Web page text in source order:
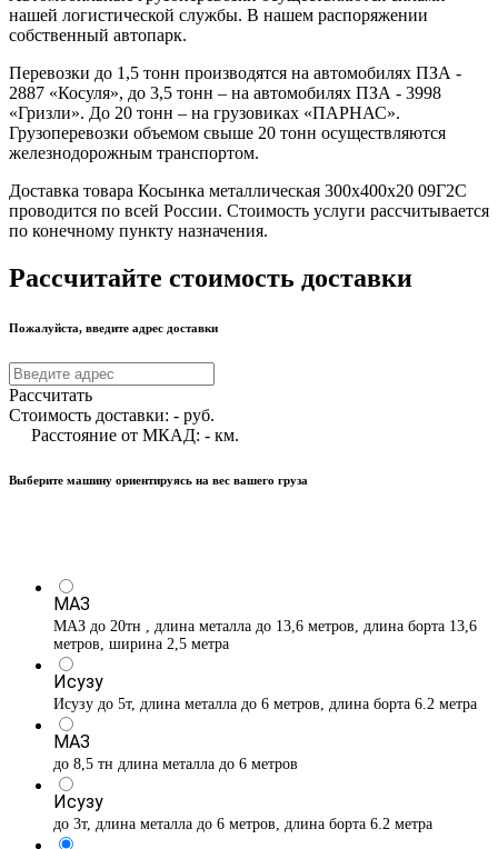
нашей логистической службы. В нашем распоряжении
собственный автопарк.
Перевозки до 1,5 тонн производятся на автомобилях ПЗА -
2887 «Косуля», до 3,5 тонн – на автомобилях ПЗА - 3998
«Гризли». До 20 тонн – на грузовиках «ПАРНАС».
Грузоперевозки объемом свыше 20 тонн осуществляются
железнодорожным транспортом.
Доставка товара Косынка металлическая 300х400х20 09Г2С
проводится по всей России. Стоимость услуги рассчитывается
по конечному пункту назначения.
Рассчитайте стоимость доставки
Пожалуйста, введите адрес доставки
Рассчитать
Стоимость доставки: - руб.
Расстояние от МКАД: - км.
Выберите машину ориентируясь на вес вашего груза
МАЗ
МАЗ до 20тн , длина металла до 13,6 метров, длина борта 13,6
метров, ширина 2,5 метра
Исузу
Исузу до 5т, длина металла до 6 метров, длина борта 6.2 метра
МАЗ
до 8,5 тн длина металла до 6 метров
Исузу
до 3т, длина металла до 6 метров, длина борта 6.2 метра